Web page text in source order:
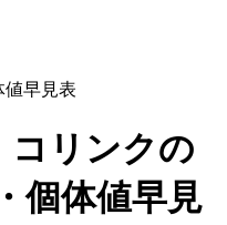
値早見表
コリンクの
個体値早見